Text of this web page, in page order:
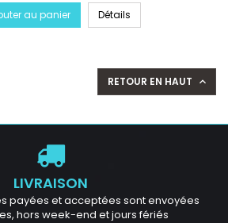
au panier Détails
RETOUR EN HAUT 
LIVRAISON
payées et acceptées sont envoyées
hors week-end et jours fériés